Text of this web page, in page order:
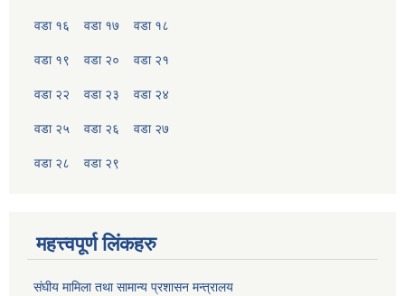
वडा १६ वडा १७ वडा १८
वडा १९ वडा २० वडा २१
वडा २२ वडा २३ वडा २४
वडा २५ वडा २६ वडा २७
वडा २८ वडा २९
महत्त्वपूर्ण लिंकहरु
संघीय मामिला तथा सामान्य प्रशासन मन्त्रालय